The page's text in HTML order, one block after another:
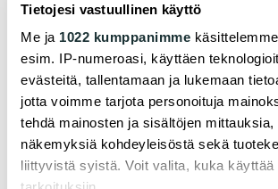
Tietojesi vastuullinen käyttö
Me ja 1022 kumppanimme
esim. IP-numeroasi, käyttäen
evästeitä, tallentamaan ja lukemaan
jotta voimme tarjota personoituja
tehdä mainosten ja sisältöjen mittauksia,
näkemyksiä kohdeyleisöstä sekä
liittyvistä syistä. Voit valita, kuka käyttää